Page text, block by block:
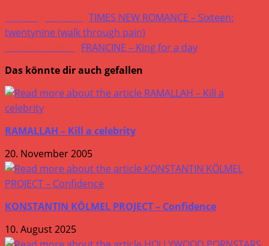
Weitere
Artikel
ansehen
TIMES NEW ROMANCE – Sixteen:
twentynine (walk through pain)
FRANCINE – King for a day
Das könnte dir auch gefallen
RAMALLAH – Kill a celebrity
20. November 2005
KONSTANTIN KÖLMEL PROJECT – Confidence
10. August 2025